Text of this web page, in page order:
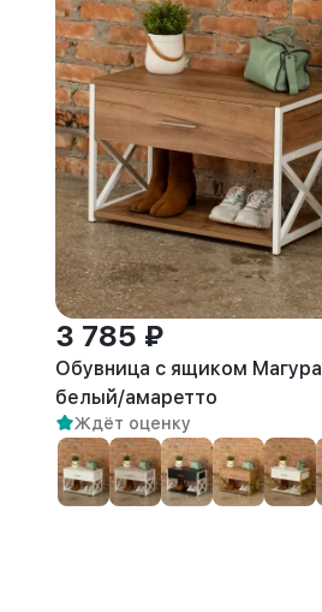
3 785 ₽
Обувница с ящиком Магура
белый/амаретто
Ждёт оценку